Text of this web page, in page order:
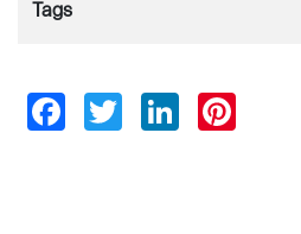
Tags